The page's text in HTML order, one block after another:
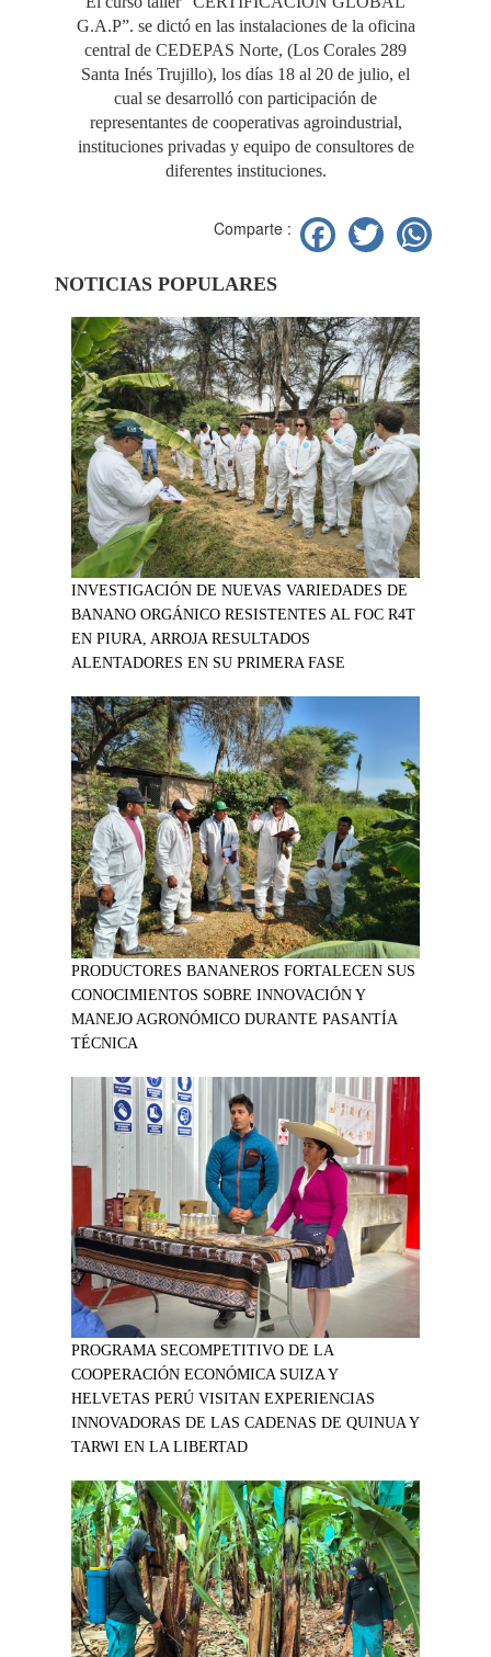
G.A.P”. se dictó en las instalaciones de la oficina
central de CEDEPAS Norte, (Los Corales 289
Santa Inés Trujillo), los días 18 al 20 de julio, el
cual se desarrolló con participación de
representantes de cooperativas agroindustrial,
instituciones privadas y equipo de consultores de
diferentes instituciones.
Comparte : Facebook
Twitter
NOTICIAS POPULARES
INVESTIGACIÓN DE NUEVAS VARIEDADES DE
BANANO ORGÁNICO RESISTENTES AL FOC R4T
EN PIURA, ARROJA RESULTADOS
ALENTADORES EN SU PRIMERA FASE
PRODUCTORES BANANEROS FORTALECEN SUS
CONOCIMIENTOS SOBRE INNOVACIÓN Y
MANEJO AGRONÓMICO DURANTE PASANTÍA
TÉCNICA
PROGRAMA SECOMPETITIVO DE LA
COOPERACIÓN ECONÓMICA SUIZA Y
HELVETAS PERÚ VISITAN EXPERIENCIAS
INNOVADORAS DE LAS CADENAS DE QUINUA Y
TARWI EN LA LIBERTAD